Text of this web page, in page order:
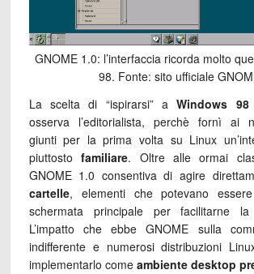
GNOME 1.0: l’interfaccia ricorda molto
98. Fonte: sito ufficiale
La scelta di “ispirarsi” aWindows 98
osserva l’editorialista, perchè fornì ai
giunti per la prima volta su Linux
piuttostofamiliare. Oltre alle ormai
GNOME 1.0 consentiva di agire
cartelle, elementi che potevano
schermata principale per facilitarne la
L’impatto che ebbe GNOME sulla
indifferente e numerosi distribuzioni
implementarlo come ambiente desktop